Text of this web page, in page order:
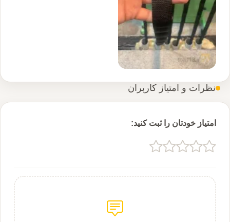
نظرات و امتیاز کاربران
امتیاز خودتان را ثبت کنید: